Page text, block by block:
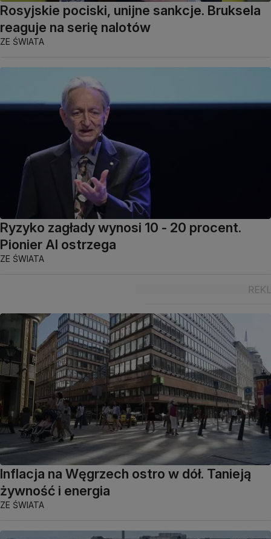
Rosyjskie pociski, unijne sankcje. Bruksela
reaguje na serię nalotów
ZE ŚWIATA
Ryzyko zagłady wynosi 10 - 20 procent.
Pionier AI ostrzega
ZE ŚWIATA
Inflacja na Węgrzech ostro w dół. Tanieją
żywność i energia
ZE ŚWIATA